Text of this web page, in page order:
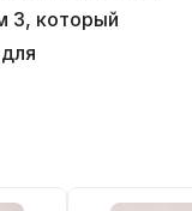
3, который